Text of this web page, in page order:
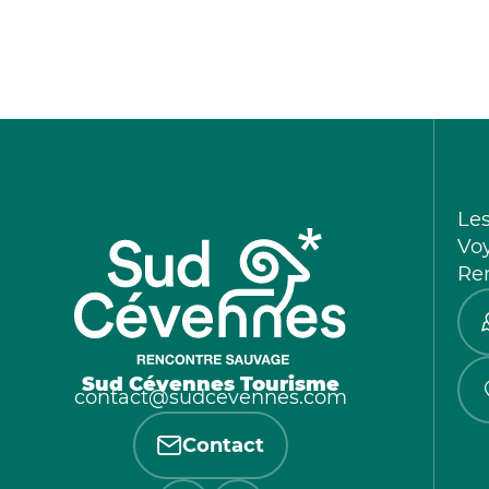
Sud Cévennes Tourisme
contact@sudcevennes.com
Contact